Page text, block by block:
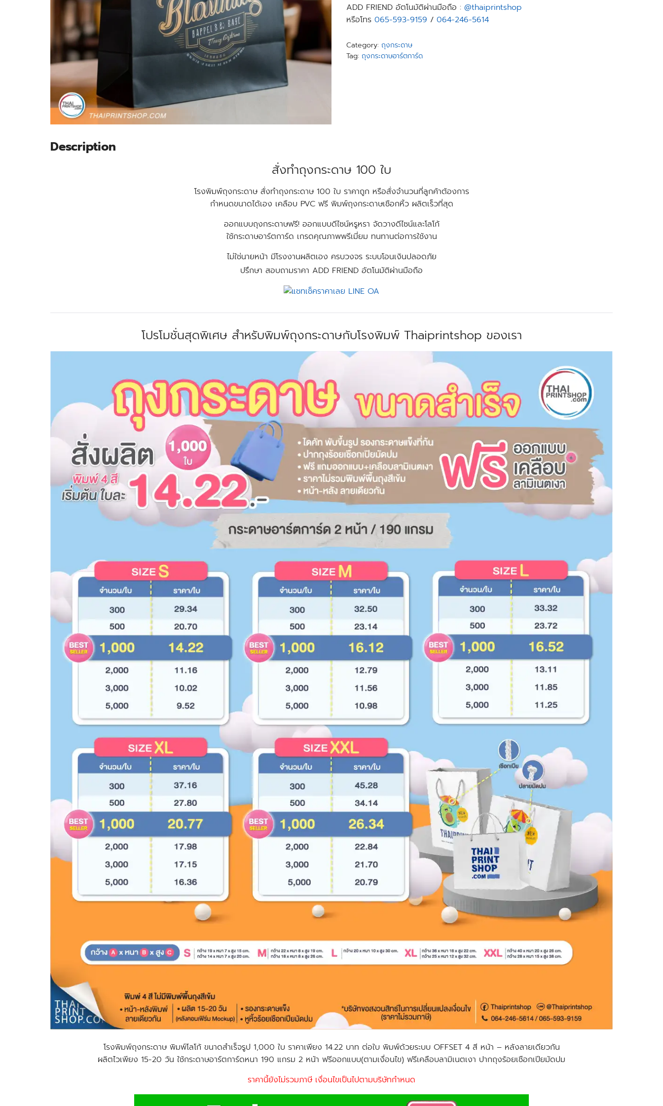
ADD FRIEND อัตโนมัติผ่านมือถือ : @thaiprintshop
หรือโทร 065-593-9159 / 064-246-5614
Category: ถุงกระดาษ
Tag: ถุงกระดาษอาร์ตการ์ด
Description
สั่งทําถุงกระดาษ 100 ใบ
โรงพิมพ์ถุงกระดาษ สั่งทําถุงกระดาษ 100 ใบ ราคาถูก หรือสั่งจำนวนที่ลูกค้าต้องการ
กำหนดขนาดได้เอง เคลือบ PVC ฟรี พิมพ์ถุงกระดาษเชือกหิ้ว ผลิตเร็วที่สุด
ออกแบบถุงกระดาษฟรี! ออกแบบดีไซน์หรูหรา จัดวางดีไซน์และโลโก้
ใช้กระดาษอาร์ตการ์ด เกรดคุณภาพพรีเมี่ยม ทนทานต่อการใช้งาน
ไม่ใช่นายหน้า มีโรงงานผลิตเอง ครบวงจร ระบบโอนเงินปลอดภัย
ปรึกษา สอบถามราคา ADD FRIEND อัตโนมัติผ่านมือถือ
โปรโมชั่นสุดพิเศษ สำหรับพิมพ์ถุงกระดาษกับโรงพิมพ์ Thaiprintshop ของเรา
โรงพิมพ์ถุงกระดาษ พิมพ์โลโก้ ขนาดสำเร็จรูป 1,000 ใบ ราคาเพียง 14.22 บาท ต่อใบ พิมพ์ด้วยระบบ OFFSET 4 สี หน้า – หลังลายเดียวกัน
ผลิตไวเพียง 15-20 วัน ใช้กระดาษอาร์ตการ์ดหนา 190 แกรม 2 หน้า ฟรีออกแบบ(ตามเงื่อนไข) ฟรีเคลือบลามิเนตเงา ปากถุงร้อยเชือกเปียมัดปม
ราคานี้ยังไม่รวมภาษี เงื่อนไขเป็นไปตามบริษัทกำหนด